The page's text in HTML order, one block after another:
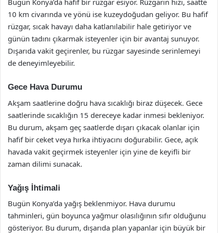
Bugün Konya’da hafif bir rüzgar esiyor. Rüzgarın hızı, saatte
10 km civarında ve yönü ise kuzeydoğudan geliyor. Bu hafif
rüzgar, sıcak havayı daha katlanılabilir hale getiriyor ve
günün tadını çıkarmak isteyenler için bir avantaj sunuyor.
Dışarıda vakit geçirenler, bu rüzgar sayesinde serinlemeyi
de deneyimleyebilir.
Gece Hava Durumu
Akşam saatlerine doğru hava sıcaklığı biraz düşecek. Gece
saatlerinde sıcaklığın 15 dereceye kadar inmesi bekleniyor.
Bu durum, akşam geç saatlerde dışarı çıkacak olanlar için
hafif bir ceket veya hırka ihtiyacını doğurabilir. Gece, açık
havada vakit geçirmek isteyenler için yine de keyifli bir
zaman dilimi sunacak.
Yağış İhtimali
Bugün Konya’da yağış beklenmiyor. Hava durumu
tahminleri, gün boyunca yağmur olasılığının sıfır olduğunu
gösteriyor. Bu durum, dışarıda plan yapanlar için büyük bir